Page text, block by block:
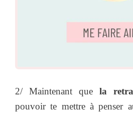
2/ Maintenant que la
pouvoir te mettre à penser